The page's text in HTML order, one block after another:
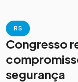
RS
Congresso
segurança